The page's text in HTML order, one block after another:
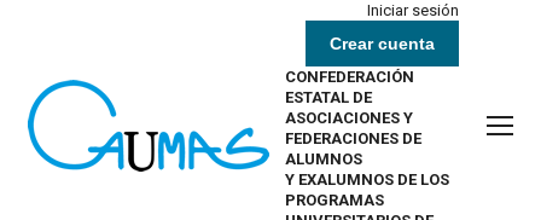
Iniciar sesión
Crear cuenta
CONFEDERACIÓN
ESTATAL DE
ASOCIACIONES Y
FEDERACIONES DE
ALUMNOS
Y EXALUMNOS DE LOS
PROGRAMAS